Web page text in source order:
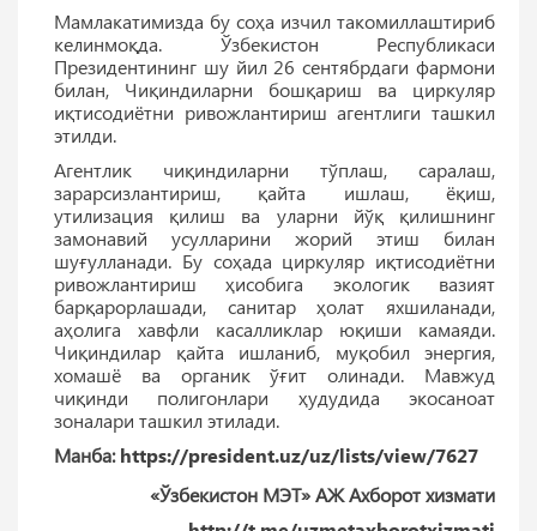
Мамлакатимизда бу соҳа изчил такомиллаштириб
келинмоқда. Ўзбекистон Республикаси
Президентининг шу йил 26 сентябрдаги фармони
билан, Чиқиндиларни бошқариш ва циркуляр
иқтисодиётни ривожлантириш агентлиги ташкил
этилди.
Агентлик чиқиндиларни тўплаш, саралаш,
зарарсизлантириш, қайта ишлаш, ёқиш,
утилизация қилиш ва уларни йўқ қилишнинг
замонавий усулларини жорий этиш билан
шуғулланади. Бу соҳада циркуляр иқтисодиётни
ривожлантириш ҳисобига экологик вазият
барқарорлашади, санитар ҳолат яхшиланади,
аҳолига хавфли касалликлар юқиши камаяди.
Чиқиндилар қайта ишланиб, муқобил энергия,
хомашё ва органик ўғит олинади. Мавжуд
чиқинди полигонлари ҳудудида экосаноат
зоналари ташкил этилади.
Манба: https://president.uz/uz/lists/view/7627
«Ўзбекистон МЭТ» АЖ Ахборот хизмати